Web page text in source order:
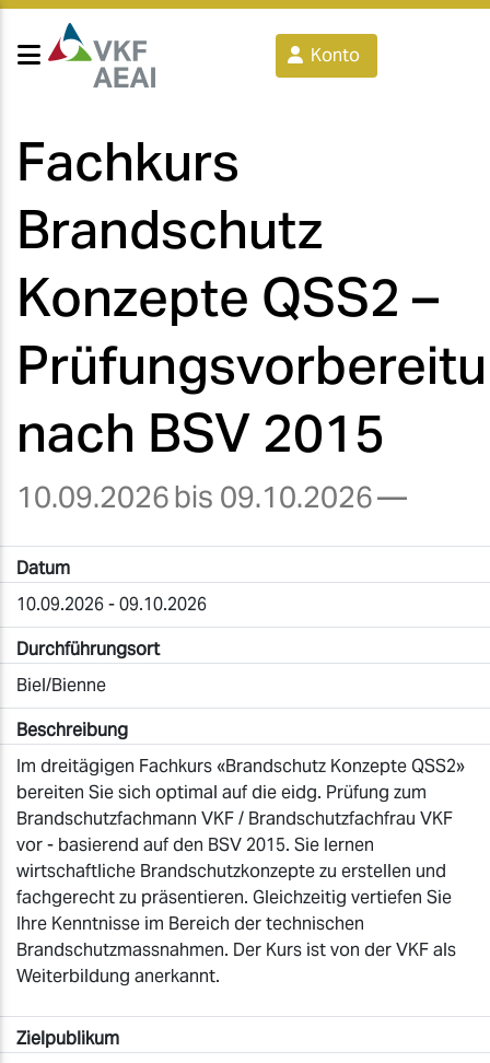
Konto
Fachkurs
Brandschutz
Konzepte QSS2 –
nach BSV 2015
10.09.2026bis 09.10.2026—
Datum
10.09.2026 - 09.10.2026
Durchführungsort
Biel/Bienne
Beschreibung
Im dreitägigen Fachkurs «Brandschutz Konzepte QSS2»
bereiten Sie sich optimal auf die eidg. Prüfung zum
Brandschutzfachmann VKF / Brandschutzfachfrau VKF
vor - basierend auf den BSV 2015. Sie lernen
wirtschaftliche Brandschutzkonzepte zu erstellen und
fachgerecht zu präsentieren. Gleichzeitig vertiefen Sie
Ihre Kenntnisse im Bereich der technischen
Brandschutzmassnahmen. Der Kurs ist von der VKF als
Weiterbildung anerkannt.
Zielpublikum